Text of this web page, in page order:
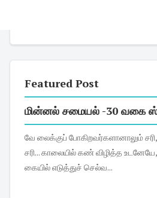
Featured Post
மின்னல் சமையல் -30 வகை
வே லைக்குப் போகிறவர்களானாலும் சரி, இல்லத்தரசிகளானாலும்
சரி... காலையில் கண் விழித்த உடனேயே, 'சாப்பிடுவதற்கும்,
கையில் எடுத்துச் செல்வ...